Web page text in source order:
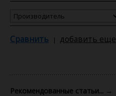
Сравнить добавить еще
Рекомендованные статьи... →